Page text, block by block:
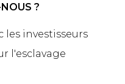
?
les investisseurs
l'esclavage